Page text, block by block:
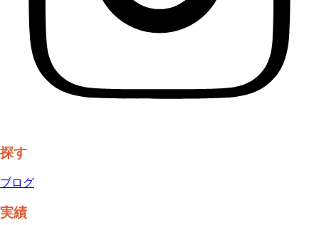
探す
ブログ
実績